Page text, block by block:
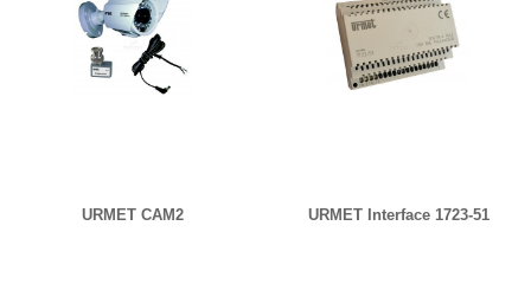
URMET CAM2 URMET Interface 1723-51